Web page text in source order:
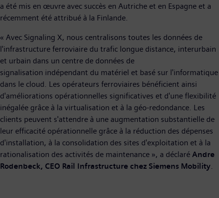
a été mis en œuvre avec succès en Autriche et en Espagne et a
récemment été attribué à la Finlande.
« Avec Signaling X, nous centralisons toutes les données de
l'infrastructure ferroviaire du trafic longue distance, interurbain
et urbain dans un centre de données de
signalisation indépendant du matériel et basé sur l'informatique
dans le cloud. Les opérateurs ferroviaires bénéficient ainsi
d'améliorations opérationnelles significatives et d'une flexibilité
inégalée grâce à la virtualisation et à la géo-redondance. Les
clients peuvent s'attendre à une augmentation substantielle de
leur efficacité opérationnelle grâce à la réduction des dépenses
d'installation, à la consolidation des sites d'exploitation et à la
rationalisation des activités de maintenance », a déclaré Andre
Rodenbeck, CEO Rail Infrastructure chez Siemens Mobility